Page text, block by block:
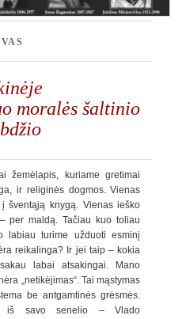
moralės šaltinio
žemėlapis, kuriame gretimai
ir religinės dogmos. Vienas
šventąją knygą. Vienas ieško
per maldą. Tačiau kuo toliau
labiau turime užduoti esminį
reikalinga? Ir jei taip – kokia
labai atsakingai. Mano
„netikėjimas“. Tai mąstymas
be antgamtinės grėsmės.
iš savo senelio – Vlado